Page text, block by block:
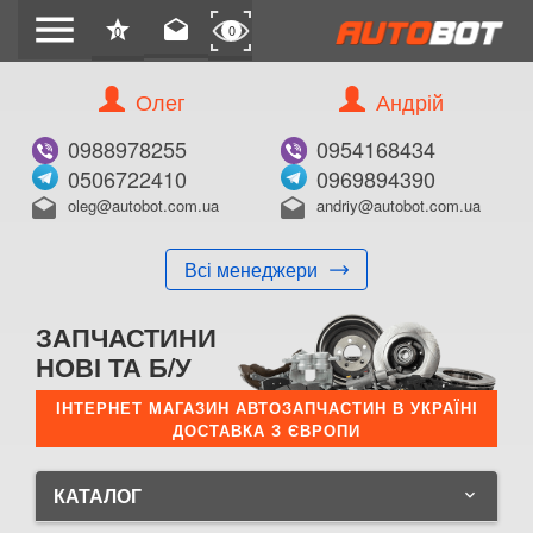
menu star
0 drafts 0
Олег
0988978255
0506722410
drafts oleg@autobot.com.ua
Всі менеджери
Андрій
0954168434
0969894390
drafts andriy@autobot.com.ua
ЗАПЧАСТИНИ
НОВІ ТА Б/У
ІНТЕРНЕТ МАГАЗИН АВТОЗАПЧАСТИН В УКРАЇНІ
ДОСТАВКА З ЄВРОПИ
КАТАЛОГ keyboard_arrow_down